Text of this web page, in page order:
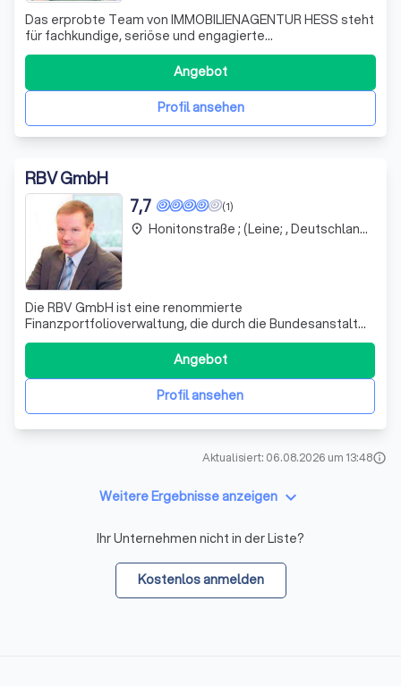
Das erprobte Team von IMMOBILIENAGENTUR HESS steht
für fachkundige, seriöse und engagierte
Vermittlungsarbeit. Wir führen Verkäufer und Käufer,
Vermieter und Mieter zusammen - zum Wohle aller
Beteiligten. Hinter dem Gründer, Stanley Hess, steht ein
Team aus erfahrenen und qualifizierten Immobiliene
Profil ansehen
Angebot
RBV GmbH
(1)
7,7
Die RBV GmbH ist eine renommierte
Finanzportfolioverwaltung, die durch die Bundesanstalt
für Finanzdienstleistungsaufsicht (BAFin) zugelassen ist.
Wir bieten unseren Kunden eine professionelle und
seriöse Betreuung in allen Fragen zur Geldanlage und
ermöglichen den Zugang zu den internationalen Wert
Profil ansehen
Angebot
place Honitonstraße ; (Leine; , Deutschland 37, Gronau (Leine)
Aktualisiert: 06.08.2026 um 13:48info
Weitere Ergebnisse anzeigen keyboard_arrow_down
Ihr Unternehmen nicht in der Liste?
Kostenlos anmelden